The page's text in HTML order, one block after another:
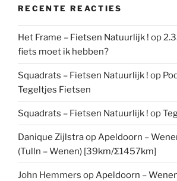
RECENTE REACTIES
Het Frame – Fietsen Natuurlijk ! op
fiets moet ik hebben?
Squadrats – Fietsen Natuurlijk ! op
Tegeltjes Fietsen
Squadrats – Fietsen Natuurlijk ! op
Danique ZijlstraopApeldoorn –
(Tulln – Wenen) [39km/Σ1457km]
John Hemmers opApeldoorn –